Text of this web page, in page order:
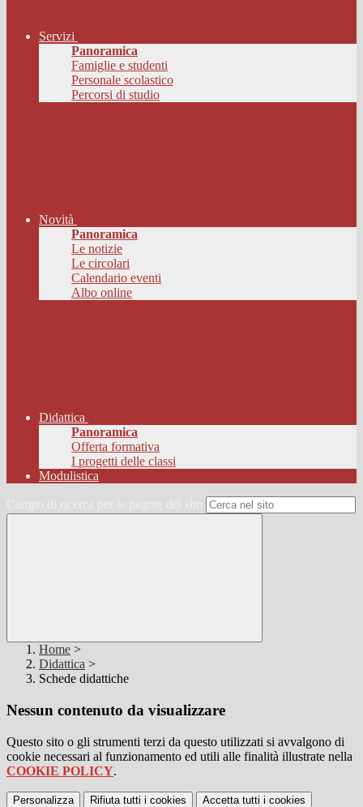
Servizi
Panoramica
Famiglie e studenti
Personale scolastico
Percorsi di studio
Novità
Panoramica
Le notizie
Le circolari
Calendario eventi
Albo online
Didattica
Panoramica
Offerta formativa
I progetti delle classi
Modulistica
Home >
Didattica >
Schede didattiche
Nessun contenuto da visualizzare
Questo sito o gli strumenti terzi da questo utilizzati si avvalgono di
cookie necessari al funzionamento ed utili alle finalità illustrate nella
COOKIE POLICY.
Personalizza Rifiuta tutti i cookies Accetta tutti i cookies